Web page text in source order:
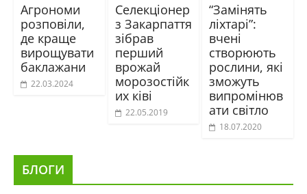
Агрономи
розповіли,
де краще
вирощувати
баклажани
22.03.2024
Селекціонер
з Закарпаття
зібрав
перший
врожай
морозостійк
их ківі
22.05.2019
“Замінять
ліхтарі”:
вчені
створюють
рослини, які
зможуть
випромінюв
ати світло
18.07.2020
БЛОГИ